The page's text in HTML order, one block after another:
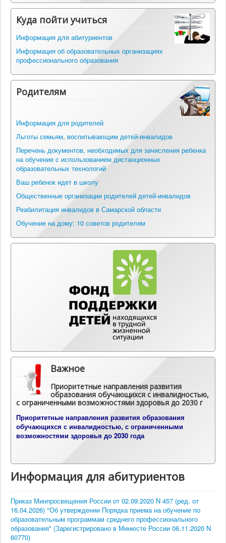
Куда пойти учиться
Информация для абитуриентов
Информация об образовательных организациях
профессионального образования
Родителям
Информация для родителей
Льготы семьям, воспитывающим детей-инвалидов
Перечень документов, необходимых для зачисления ребенка
на обучение с использованием дистанционных
образовательных технологий
Ваш ребенок идет в школу
Общественные организации родителей детей-инвалидов
Реабилитация инвалидов в Самарской области
Обучение на дому: 10 советов родителям
Важное
Приоритетные направления развития
образования обучающихся с инвалидностью,
с ограниченными возможностями здоровья до 2030 г
Приоритетные направления развития образования
обучающихся с инвалидностью, с ограниченными
возможностями здоровья до 2030 года
Информация для абитуриентов
Приказ Минпросвещения России от 02.09.2020 N 457 (ред. от
16.04.2026) "Об утверждении Порядка приема на обучение по
образовательным программам среднего профессионального
образования" (Зарегистрировано в Минюсте России 06.11.2020 N
60770)